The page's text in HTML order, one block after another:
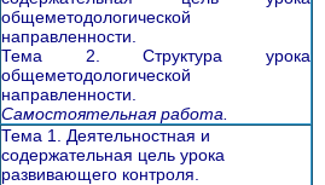
общеметодологической
направленности.
Тема 2. Структура урока
общеметодологической
направленности.
Самостоятельная работа.
Тема 1. Деятельностная и
содержательная цель урока
развивающего контроля.